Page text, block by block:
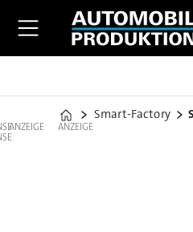
Home
Smart-Factory
ANZEIGE ANZEIGE